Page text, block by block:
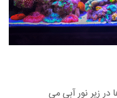
در زیر نور آبی می‌